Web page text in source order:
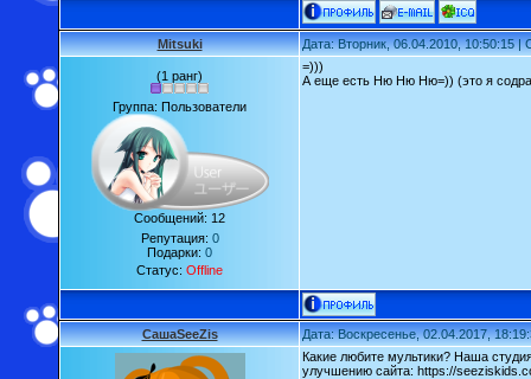
Mitsuki Дата: Вторник, 06.04.2010, 10:50:15
(1 ранг)
Группа: Пользователи
Сообщений: 12
Репутация: 0
Подарки: 0
Статус: Offline
=)))
А еще есть Ню Ню Ню=)) (это я
СашаSeeZis Дата: Воскресенье, 02.04.2017,
Какие любите мультики? Наша
улучшению сайта: https://